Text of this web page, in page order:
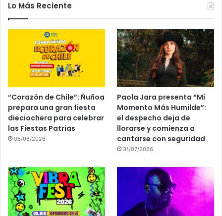
Lo Más Reciente
“Corazón de Chile”: Ñuñoa
prepara una gran fiesta
dieciochera para celebrar
las Fiestas Patrias
06/08/2026
Paola Jara presenta “Mi
Momento Más Humilde”:
el despecho deja de
llorarse y comienza a
cantarse con seguridad
31/07/2026